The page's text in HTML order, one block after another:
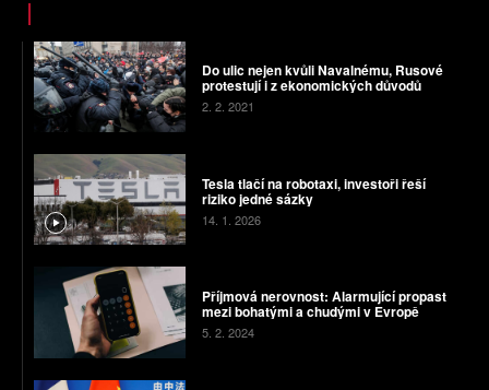
Do ulic nejen kvůli Navalnému, Rusové
protestují i z ekonomických důvodů
2. 2. 2021
Tesla tlačí na robotaxi, investoři řeší
riziko jedné sázky
14. 1. 2026
Příjmová nerovnost: Alarmující propast
mezi bohatými a chudými v Evropě
5. 2. 2024